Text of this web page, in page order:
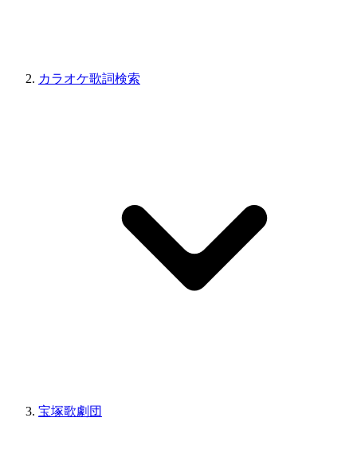
カラオケ歌詞検索
宝塚歌劇団